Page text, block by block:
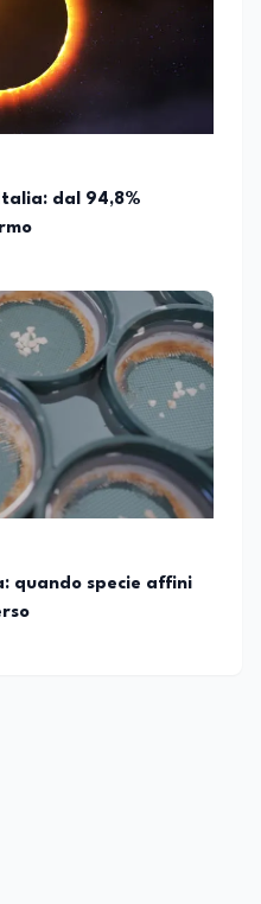
dal 94,8%
quando specie affini